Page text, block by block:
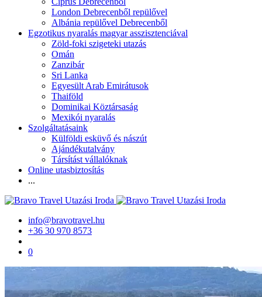
London Debrecenből repülővel
Albánia repülővel Debrecenből
Egzotikus nyaralás magyar asszisztenciával
Zöld-foki szigeteki utazás
Omán
Zanzibár
Sri Lanka
Egyesült Arab Emirátusok
Thaiföld
Dominikai Köztársaság
Mexikói nyaralás
Szolgáltatásaink
Külföldi esküvő és nászút
Ajándékutalvány
Társítást vállalóknak
Online utasbiztosítás
...
info@bravotravel.hu
+36 30 970 8573
0